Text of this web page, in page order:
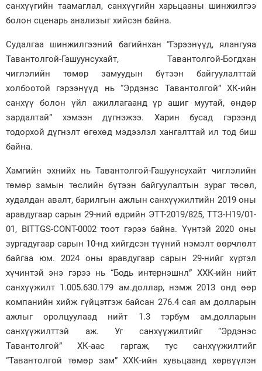
санхүүгийн таамаглал, санхүүгийн харьцааны шинжилгээ
болон сценарь анализыг хийсэн байна.
Судалгаа шинжилгээний багийнхан “Гэрээнүүд, ялангуяа
Тавантолгой-Гашуунсухайт, Тавантолгой-Богдхан
чиглэлийн төмөр замуудын бүтээн байгуулалттай
холбоотой гэрээнүүд нь “Эрдэнэс Тавантолгой” ХК-ийн
санхүү болон үйл ажиллагаанд үр ашиг муутай, өндөр
зардалтай” хэмээн дүгнэжээ. Харин бусад гэрээнд
тодорхой дүгнэлт өгөхөд мэдээлэл хангалттай ил тод биш
байна.
Хамгийн эхнийх нь Тавантолгой-Гашуунсухайт чиглэлийн
төмөр замын төслийн бүтээн байгуулалтын зураг төсөл,
худалдан авалт, барилгын ажлын санхүүжилтийн 2019 оны
аравдугаар сарын 29-ний өдрийн ЭТТ-2019/825, ТТЗ-Н19/01-
01, BITTGS-CONT-0002 тоот гэрээ байна. Үүнтэй 2020 оны
зургадугаар сарын 10-нд хийгдсэн түүний нэмэлт өөрчлөлт
байгаа юм. 2024 оны аравдугаар сарын 29-нийг хүртэл
хүчинтэй энэ гэрээ нь “Бодь интернэшнл” ХХК-ийн нийт
санхүүжилт 1.005.630.179 ам.доллар, нэмж 2013 онд өөр
компанийн хийж гүйцэтгэж байсан 276.4 сая ам долларын
ажлыг оролцуулаад нийт 1.3 тэрбум ам.долларын
санхүүжилттэй аж. Уг санхүүжилтийг “Эрдэнэс
Тавантолгой” ХК-аас гаргаж, тус санхүүжилтийг
“Тавантолгой төмөр зам” ХХК-ийн хувьцаанд хөрвүүлэн